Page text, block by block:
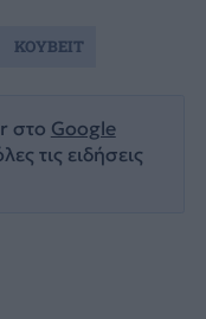
στο Google
τις ειδήσεις
ΚΟΥΒΕΙΤ